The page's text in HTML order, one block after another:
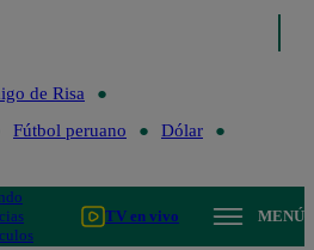
de Risa
Fútbol peruano
Dólar
TV en vivo MENÚ